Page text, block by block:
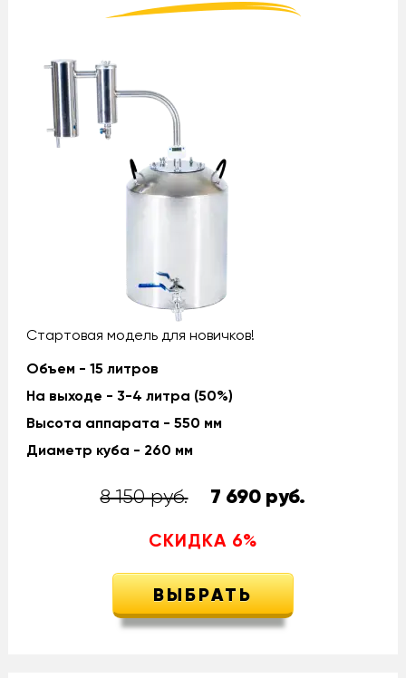
Стартовая модель для новичков!
Объем - 15 литров
На выходе - 3-4 литра (50%)
Высота аппарата - 550 мм
Диаметр куба - 260 мм
8 150 руб. 7 690 руб.
СКИДКА 6%
ВЫБРАТЬ